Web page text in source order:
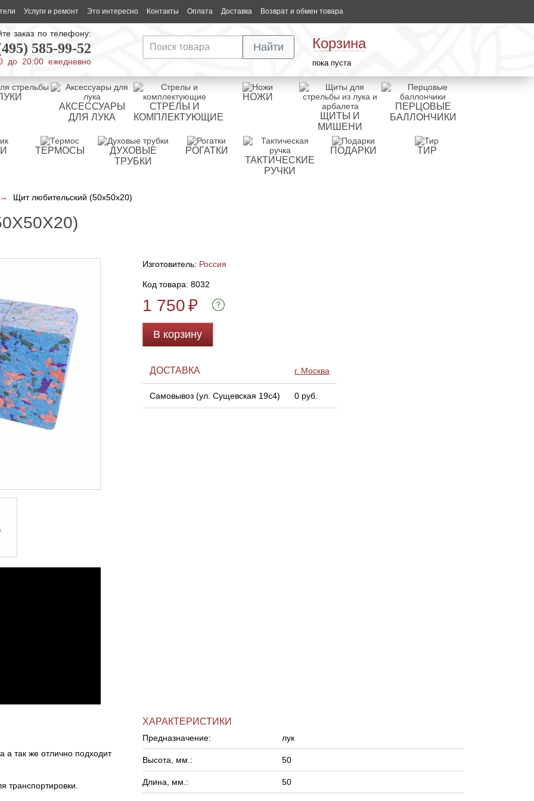
Услуги и ремонт Это интересно Контакты Оплата Доставка Возврат и обмен товара
заказ по телефону:
585-99-52
до 20:00 ежедневно
Корзина
пока пуста
Найти
АКСЕССУАРЫ
ДЛЯ ЛУКА
СТРЕЛЫ И
КОМПЛЕКТУЮЩИЕ
НОЖИ
ЩИТЫ И
МИШЕНИ
ПЕРЦОВЫЕ
БАЛЛОНЧИКИ
ТЕРМОСЫ
ДУХОВЫЕ
ТРУБКИ
РОГАТКИ
ТАКТИЧЕСКИЕ
РУЧКИ
ПОДАРКИ ТИР
→ Щит любительский (50x50x20)
Изготовитель: Россия
Код товара: 8032
1 750₽
В корзину
ДОСТАВКА г. Москва
Самовывоз (ул. Сущевская 19с4) 0 руб.
а так же отлично подходит
транспортировки.
ХАРАКТЕРИСТИКИ
Предназначение: лук
Высота, мм.: 50
Длина, мм.: 50